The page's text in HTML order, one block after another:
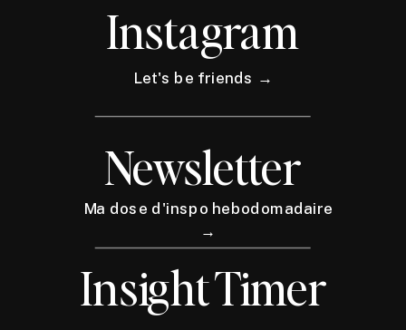
Instagram
Let's be friends →
Newsletter
Ma dose d'inspo hebodomadaire
→
Insight Timer